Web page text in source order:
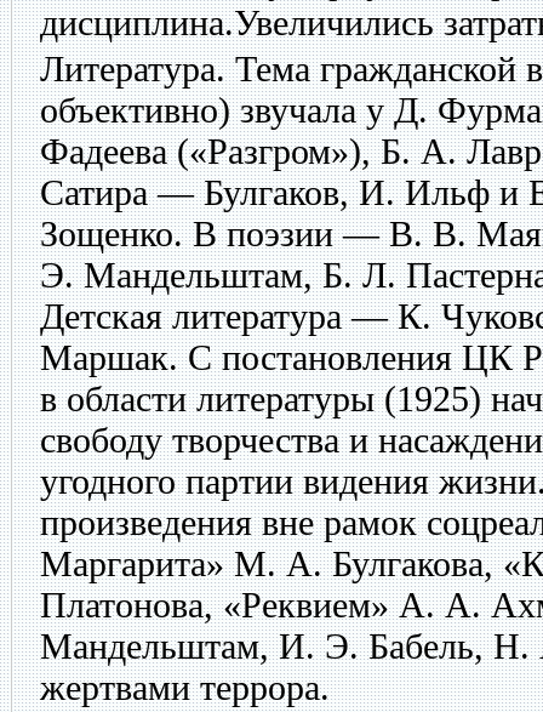
дисциплина.Увеличились
Литература. Тема гражданской
объективно) звучала у Д.
Фадеева («Разгром»), Б. А.
Сатира — Булгаков, И. Ильф
Зощенко. В поэзии — В. В.
Э. Мандельштам, Б. Л.
Детская литература — К.
Маршак. С постановления ЦК
в области литературы (1925)
свободу творчества и
угодного партии видения
произведения вне рамок
Маргарита» М. А. Булгакова,
Платонова, «Реквием» А. А.
Мандельштам, И. Э. Бабель, Н.
жертвами террора.